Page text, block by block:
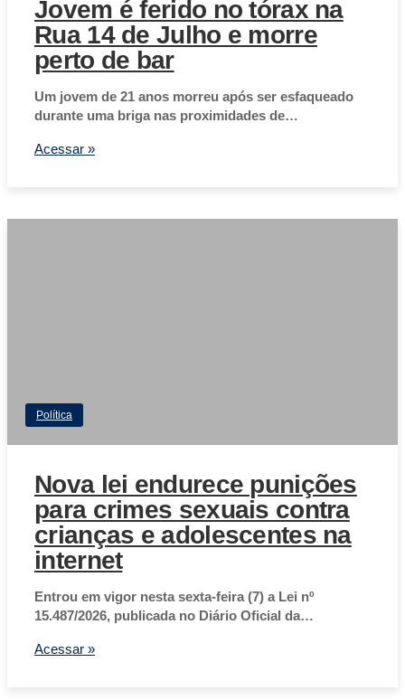
Jovem é ferido no tórax na
Rua 14 de Julho e morre
perto de bar
Um jovem de 21 anos morreu após ser esfaqueado
durante uma briga nas proximidades de…
Acessar »
Política
Nova lei endurece punições
para crimes sexuais contra
crianças e adolescentes na
internet
Entrou em vigor nesta sexta-feira (7) a Lei nº
15.487/2026, publicada no Diário Oficial da…
Acessar »